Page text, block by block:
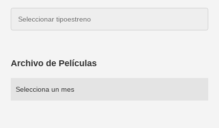
Archivo de Películas